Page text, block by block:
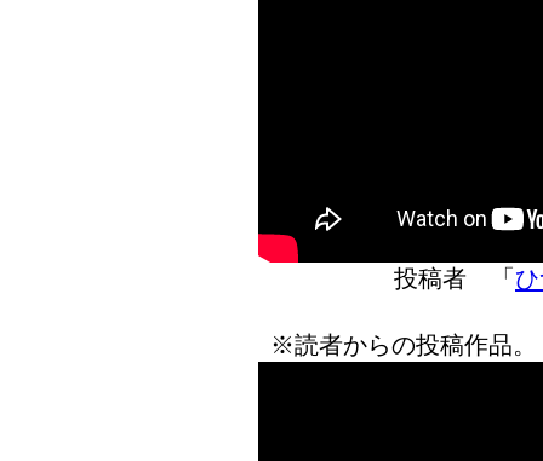
投稿者 「
※読者からの投稿作品